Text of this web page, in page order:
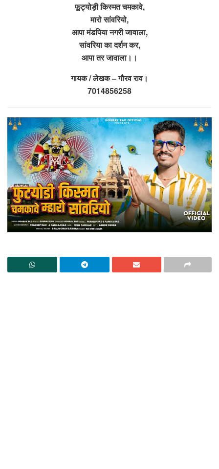
फूट्योड़ी किस्मत चमकावे,
मारो सांवरियो,
आपा मंडपिया नगरी जावाला,
सांवरिया का दर्शन कर,
आपा तर जावाला।।
गायक / लेखक – गौरव राव।
7014856258